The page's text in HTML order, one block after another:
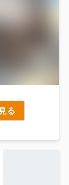
る